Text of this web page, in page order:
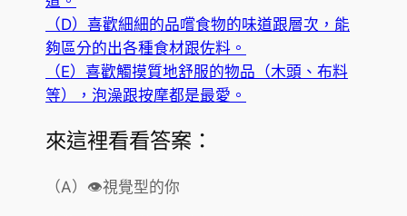
（D）喜歡細細的品嚐食物的味道跟層次，能
夠區分的出各種食材跟佐料。
（E）喜歡觸摸質地舒服的物品（木頭、布料
等），泡澡跟按摩都是最愛。
來這裡看看答案：
（A）👁視覺型的你